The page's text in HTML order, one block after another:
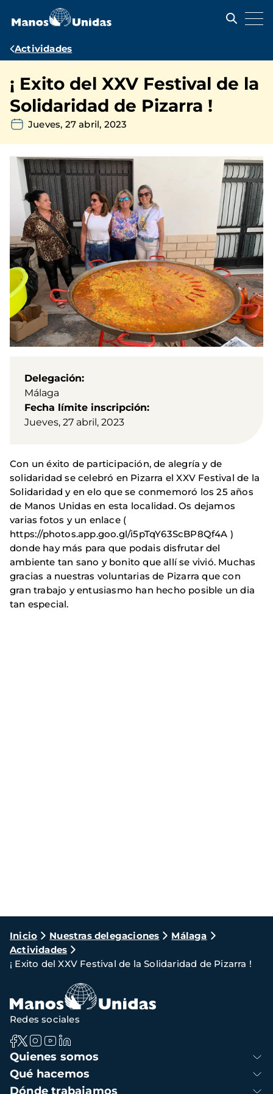
contenido
Ruta
navegación
Actividades
¡ Exito del XXV Festival de la
Solidaridad de Pizarra !
Jueves, 27 abril, 2023
Delegación
Málaga
Fecha límite inscripción
Jueves, 27 abril, 2023
Con un éxito de participación, de alegría y de
solidaridad se celebró en Pizarra el XXV Festival de la
Solidaridad y en elo que se conmemoró los 25 años
de Manos Unidas en esta localidad. Os dejamos
varias fotos y un enlace (
https://photos.app.goo.gl/i5pTqY63ScBP8Qf4A )
donde hay más para que podais disfrutar del
ambiente tan sano y bonito que allí se vivió. Muchas
gracias a nuestras voluntarias de Pizarra que con
gran trabajo y entusiasmo han hecho posible un dia
tan especial.
Ruta
de
navegación
Inicio Nuestras delegaciones
Málaga
Actividades
¡ Exito del XXV Festival de la Solidaridad de Pizarra !
Navegación
principal
Quienes somos
Qué hacemos
Dónde trabajamos
Redes sociales